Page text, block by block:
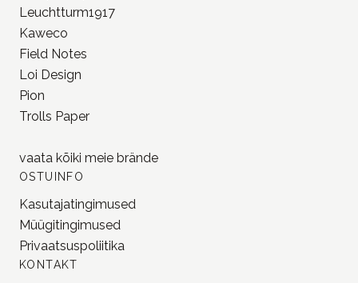
Leuchtturm1917
Kaweco
Field Notes
Loi Design
Pion
Trolls Paper
vaata kõiki meie brände
OSTUINFO
Kasutajatingimused
Müügitingimused
Privaatsuspoliitika
KONTAKT